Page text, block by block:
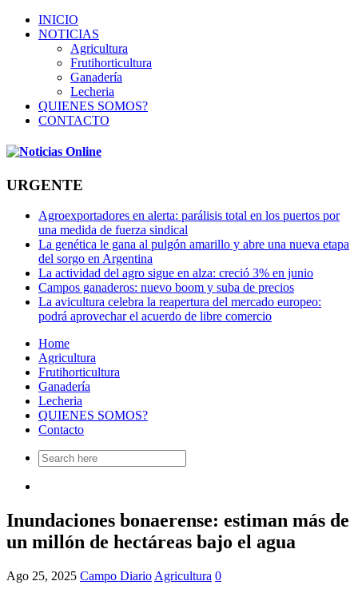
INICIO
NOTICIAS
Agricultura
Frutihorticultura
Ganadería
Lecheria
QUIENES SOMOS?
CONTACTO
URGENTE
Agroexportadores en alerta: parálisis total en los puertos por
una medida de fuerza sindical
La genética le gana al pulgón amarillo y abre una nueva etapa
del sorgo en Argentina
La actividad del agro sigue en alza: creció 3% en junio
Campos ganaderos: nuevo boom y suba de precios
La avicultura celebra la reapertura del mercado europeo:
podrá aprovechar el acuerdo de libre comercio
Home
Agricultura
Frutihorticultura
Ganadería
Lecheria
QUIENES SOMOS?
Contacto
Search
for:
Inundaciones bonaerense: estiman más de
un millón de hectáreas bajo el agua
Ago 25, 2025 Campo Diario Agricultura 0